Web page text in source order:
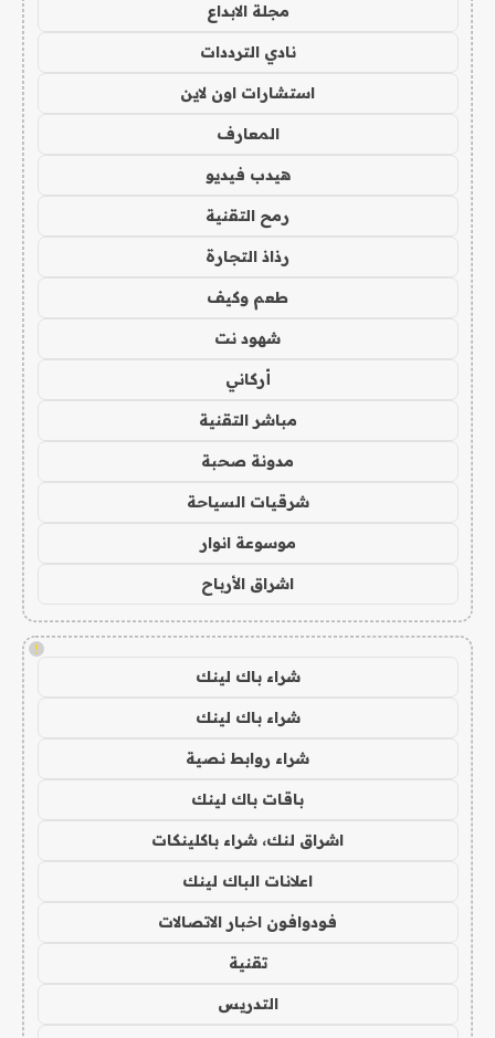
مجلة الابداع
نادي الترددات
استشارات اون لاين
المعارف
هيدب فيديو
رمح التقنية
رذاذ التجارة
طعم وكيف
شهود نت
أركاني
مباشر التقنية
مدونة صحبة
شرقيات السياحة
موسوعة انوار
اشراق الأرباح
!
شراء باك لينك
شراء باك لينك
شراء روابط نصية
باقات باك لينك
اشراق لنك، شراء باكلينكات
اعلانات الباك لينك
فودوافون اخبار الاتصالات
تقنية
التدريس